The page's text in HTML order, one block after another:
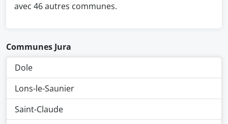
avec 46 autres communes.
Communes Jura
Dole
Lons-le-Saunier
Saint-Claude